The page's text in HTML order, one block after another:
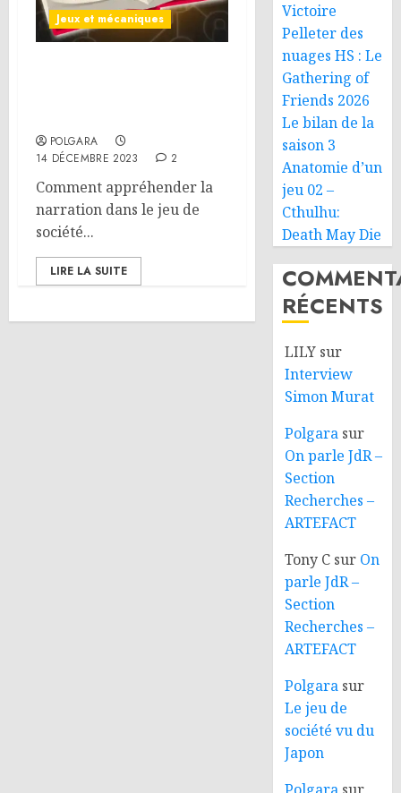
Jeux et mécaniques
POLGARA
14 DÉCEMBRE 2023
2
Comment appréhender la
narration dans le jeu de
société...
LIRE LA SUITE
Victoire
Pelleter des
nuages HS : Le
Gathering of
Friends 2026
Le bilan de la
saison 3
Anatomie d’un
jeu 02 –
Cthulhu:
Death May Die
RÉCENTS
LILY sur
Interview
Simon Murat
Polgara sur
On parle JdR –
Section
Recherches –
ARTEFACT
Tony C sur On
parle JdR –
Section
Recherches –
ARTEFACT
Polgara sur
Le jeu de
société vu du
Japon